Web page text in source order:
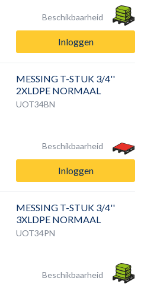
Beschikbaarheid
Inloggen
MESSING T-STUK 3/4''
2XLDPE NORMAAL
UOT34BN
Beschikbaarheid
Inloggen
MESSING T-STUK 3/4''
3XLDPE NORMAAL
UOT34PN
Beschikbaarheid